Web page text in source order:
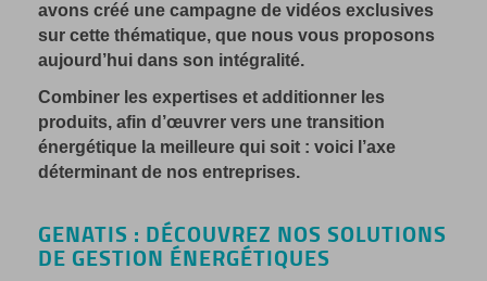
avons créé une campagne de vidéos exclusives
sur cette thématique, que nous vous proposons
aujourd’hui dans son intégralité.
Combiner les expertises et additionner les
produits, afin d’œuvrer vers une transition
énergétique la meilleure qui soit : voici l’axe
déterminant de nos entreprises.
GENATIS : DÉCOUVREZ NOS SOLUTIONS
DE GESTION ÉNERGÉTIQUES